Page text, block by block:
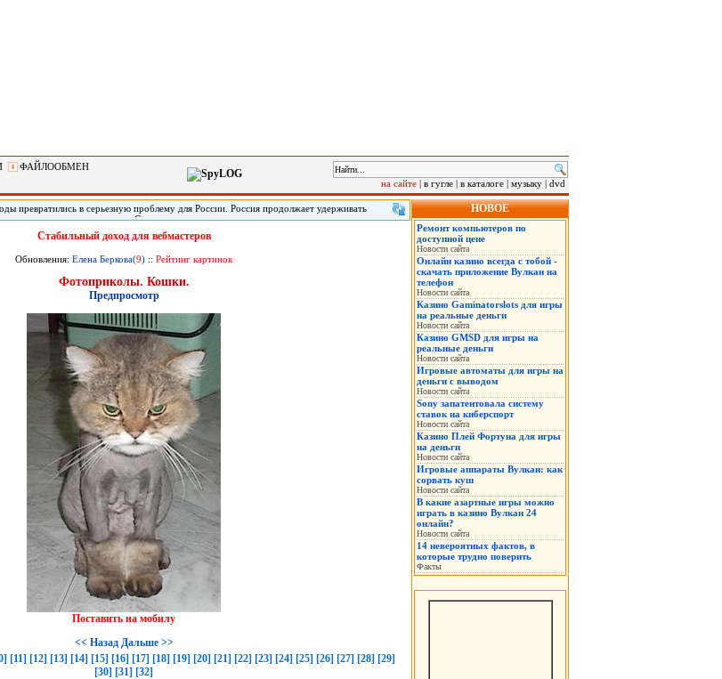
ФАЙЛООБМЕН
на сайте | в гугле | в каталоге | музыку | dvd
превратились в серьезную проблему для России. Россия продолжает удерживать
как количество разводов. Социологи называют это одним из главных
потенциальных угроз для экономики. Но чтобы укрепить институт семьи,
его развития.Стабильный доход для вебмастеров
Обновления: Елена Беркова(9) :: Рейтинг картинок
Фотоприколы. Кошки.
Предпросмотр
Поставить на мобилу
<< Назад Дальше >>
[11] [12] [13] [14] [15] [16] [17] [18] [19] [20] [21] [22] [23] [24] [25] [26] [27] [28] [29]
[30] [31] [32]
НОВОЕ
Ремонт компьютеров по
доступной цене
Новости сайта
Онлайн казино всегда с тобой -
скачать приложение Вулкан на
телефон
Новости сайта
Казино Gaminatorslots для игры
на реальные деньги
Новости сайта
Казино GMSD для игры на
реальные деньги
Новости сайта
Игровые автоматы для игры на
деньги с выводом
Новости сайта
Sony запатентовала систему
ставок на киберспорт
Новости сайта
Казино Плей Фортуна для игры
на деньги
Новости сайта
Игровые аппараты Вулкан: как
сорвать куш
Новости сайта
В какие азартные игры можно
играть в казино Вулкан 24
онлайн?
Новости сайта
14 невероятных фактов, в
которые трудно поверить
Факты